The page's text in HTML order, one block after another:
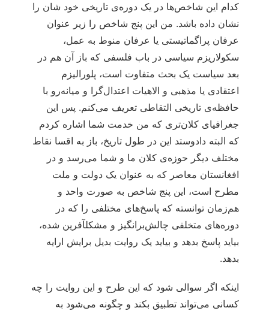
کدام این شاخص‌ها در یک دوره‌ی تاریخی خود شان را
نشان داده باشد. من این پنج شاخص را زیر عنوان
عرفان پراگماتیستی یا عرفان منوط به عمل،
سکولاریزم سیاسی در باب فلسفی که باز آن هم در
بعد سیاست یک بحث متفاوت است، پلورالیزم
اعتقادی یا مذهبی و الاهیات اعتدال‌گرا و میانه‌رو با
حافظه‌ی تاریخی التقاطی تعریف می‌کنم. پس این
جغرافیای کلان‌تری که من خدمت شما اشاره کردم
که البته دادوستد این در طول تاریخ، باز به اقسا نقاط
مختلف دیگر حوزه‌ی کلان ما و شما می‌رسد و در
افغانستان معاصر که به عنوان یک دولت و ملت
مطرح است، این پنج شاخص به صورت واحد و
هم‌زمان توانسته که پاسخ‌های مختلفی را که در
دوره‌های متخلفی چالش‌برانگیز و مشکل‎آفرین شده،
بیاید پاسخ بدهد و بیاید یک روایت بدیل برایش ارایه
بدهد.
اینکه اگر سوالی شود که این طرح و این روایت را چه
کسانی می‌تواند تطبیق بکند و چگونه می‌شود به